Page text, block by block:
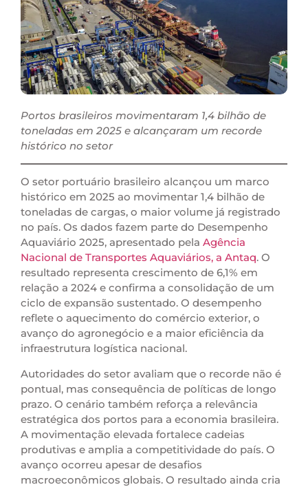
Portos brasileiros movimentaram 1,4 bilhão de
toneladas em 2025 e alcançaram um recorde
histórico no setor
O setor portuário brasileiro alcançou um marco
histórico em 2025 ao movimentar 1,4 bilhão de
toneladas de cargas, o maior volume já registrado
no país. Os dados fazem parte do Desempenho
Aquaviário 2025, apresentado pela Agência
Nacional de Transportes Aquaviários, a Antaq. O
resultado representa crescimento de 6,1% em
relação a 2024 e confirma a consolidação de um
ciclo de expansão sustentado. O desempenho
reflete o aquecimento do comércio exterior, o
avanço do agronegócio e a maior eficiência da
infraestrutura logística nacional.
Autoridades do setor avaliam que o recorde não é
pontual, mas consequência de políticas de longo
prazo. O cenário também reforça a relevância
estratégica dos portos para a economia brasileira.
A movimentação elevada fortalece cadeias
produtivas e amplia a competitividade do país. O
avanço ocorreu apesar de desafios
macroeconômicos globais. O resultado ainda cria